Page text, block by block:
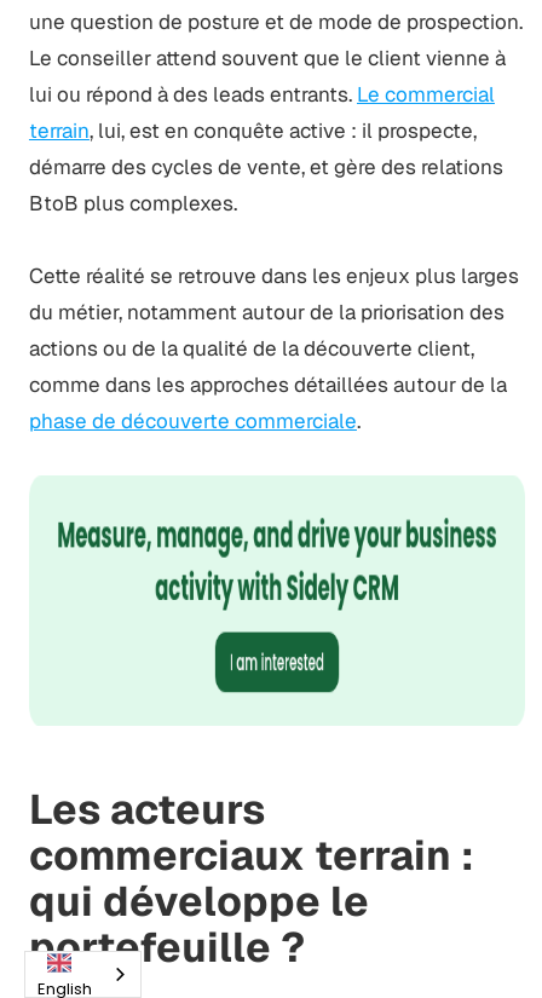
une question de posture et de mode de prospection.
Le conseiller attend souvent que le client vienne à
lui ou répond à des leads entrants. Le commercial
terrain, lui, est en conquête active : il prospecte,
démarre des cycles de vente, et gère des relations
BtoB plus complexes.
Cette réalité se retrouve dans les enjeux plus larges
du métier, notamment autour de la priorisation des
actions ou de la qualité de la découverte client,
comme dans les approches détaillées autour de la
phase de découverte commerciale.
Les acteurs
commerciaux terrain :
qui développe le
portefeuille ?
English